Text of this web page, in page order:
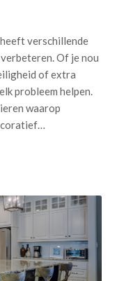
verschillende
Of je nou
of extra
probleem helpen.
waarop